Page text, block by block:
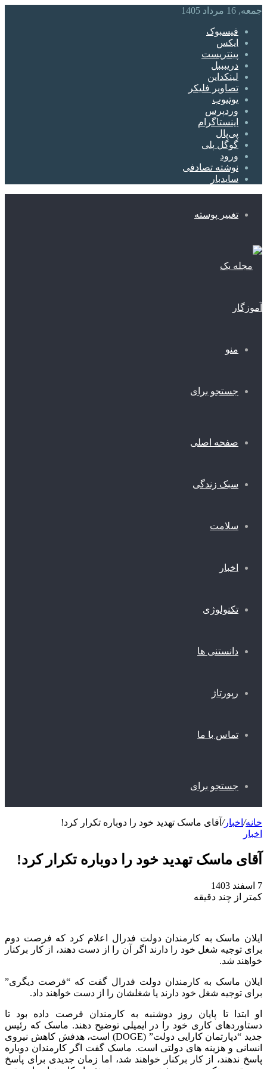
جمعه, 16 مرداد 1405
فیسبوک
ایکس
پینتریست
دریبببل
لینکداین
تصاویر فلیکر
یوتیوب
وردپرس
اینستاگرام
پی‌پال
گوگل پلی
ورود
نوشته تصادفی
سایدبار
تغییر پوسته
منو
جستجو برای
صفحه اصلی
سبک زندگی
سلامت
اخبار
تکنولوژی
دانستنی ها
رپورتاژ
تماس با ما
جستجو برای
خانه/ اخبار/ آقای ماسک تهدید خود را دوباره تکرار کرد!
اخبار
آقای ماسک تهدید خود را دوباره تکرار کرد!
7 اسفند 1403
کمتر از چند دقیقه
ایلان ماسک به کارمندان دولت فدرال اعلام کرد که فرصت دوم
برای توجیه شغل خود را دارند اگر آن را از دست دهند، از کار برکنار
خواهند شد.
ایلان ماسک به کارمندان دولت فدرال گفت که “فرصت دیگری”
برای توجیه شغل خود دارند یا شغلشان را از دست خواهند داد.
او ابتدا تا پایان روز دوشنبه به کارمندان فرصت داده بود تا
دستاوردهای کاری خود را در ایمیلی توضیح دهند. ماسک که رئیس
جدید “دپارتمان کارایی دولت” (DOGE) است، هدفش کاهش نیروی
انسانی و هزینه‌ های دولتی است. ماسک گفت اگر کارمندان دوباره
پاسخ ندهند، از کار برکنار خواهند شد، اما زمان جدیدی برای پاسخ‌